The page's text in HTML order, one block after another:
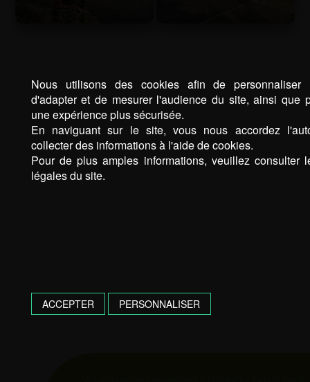
Nous utilisons des cookies afin de personnaliser
d'adapter et de mesurer l'audience du site, ainsi que
une expérience plus sécurisée.
En naviguant sur le site, vous nous accordez
collecter des informations à l'aide de cookies.
Pour de plus amples informations, veuillez consulter
légales du site.
ACCEPTER PERSONNALISER